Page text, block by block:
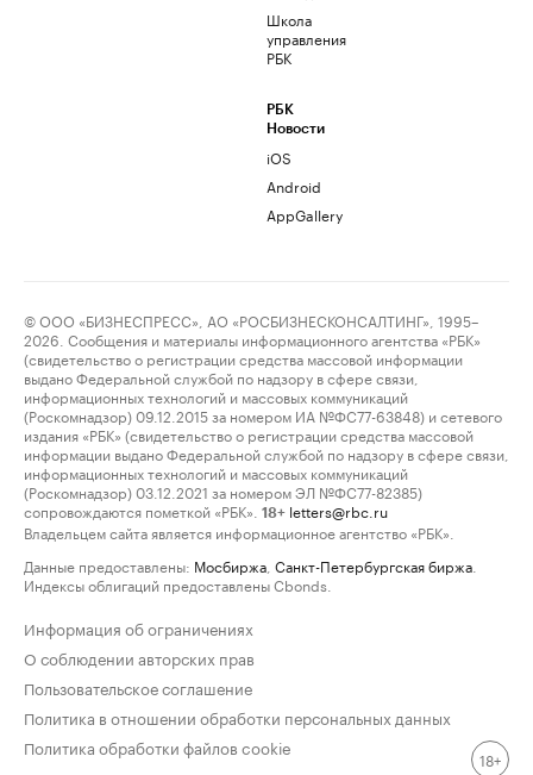
Школа
управления
РБК
РБК
Новости
iOS
Android
AppGallery
© ООО «БИЗНЕСПРЕСС», АО «РОСБИЗНЕСКОНСАЛТИНГ», 1995–
2026. Сообщения и материалы информационного агентства «РБК»
(свидетельство о регистрации средства массовой информации
выдано Федеральной службой по надзору в сфере связи,
информационных технологий и массовых коммуникаций
(Роскомнадзор) 09.12.2015 за номером ИА №ФС77-63848) и сетевого
издания «РБК» (свидетельство о регистрации средства массовой
информации выдано Федеральной службой по надзору в сфере связи,
информационных технологий и массовых коммуникаций
(Роскомнадзор) 03.12.2021 за номером ЭЛ №ФС77-82385)
сопровождаются пометкой «РБК».
18+ letters@rbc.ru
Владельцем сайта является информационное агентство «РБК».
Данные предоставлены: Мосбиржа Санкт-Петербургская биржа
Индексы облигаций предоставлены Cbonds.
Информация об ограничениях
О соблюдении авторских прав
Пользовательское соглашение
Политика в отношении обработки персональных данных
Политика обработки файлов cookie
18+